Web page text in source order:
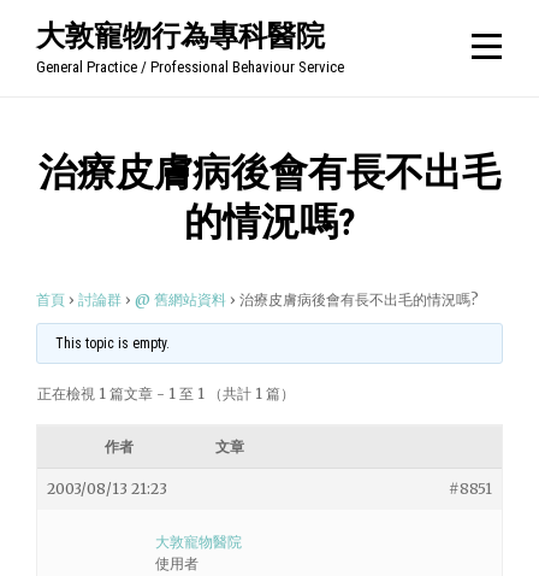
大敦寵物行為專科醫院
General Practice / Professional Behaviour Service
治療皮膚病後會有長不出毛
的情況嗎?
首頁 › 討論群 › @ 舊網站資料 › 治療皮膚病後會有長不出毛的情況嗎?
This topic is empty.
正在檢視 1 篇文章 - 1 至 1 （共計 1 篇）
作者 文章
2003/08/13 21:23 #8851
大敦寵物醫院
使用者